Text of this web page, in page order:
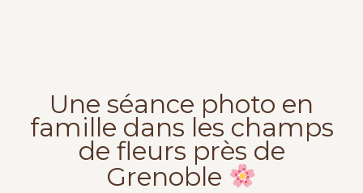
Une séance photo en
famille dans les champs
de fleurs près de
Grenoble